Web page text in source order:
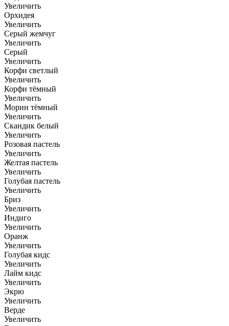
Увеличить
Орхидея
Увеличить
Серый жемчуг
Увеличить
Серый
Увеличить
Корфи светлый
Увеличить
Корфи тёмный
Увеличить
Морин тёмный
Увеличить
Скандик белый
Увеличить
Розовая пастель
Увеличить
Желтая пастель
Увеличить
Голубая пастель
Увеличить
Бриз
Увеличить
Индиго
Увеличить
Оранж
Увеличить
Голубая кидс
Увеличить
Лайм кидс
Увеличить
Экрю
Увеличить
Верде
Увеличить